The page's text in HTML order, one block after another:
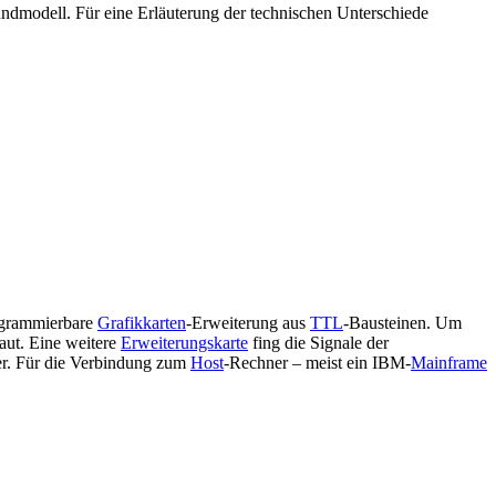
Für eine Erläuterung der technischen Unterschiede
Grafikkarten-Erweiterung aus TTL-Bausteinen. Um
Eine weitere Erweiterungskarte fing die Signale der
Für die Verbindung zum Host-Rechner – meist ein IBM-Mainframe